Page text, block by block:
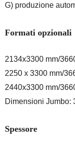
G) produzione
Formati opzionali
2134x3300 mm/
2250 x 3300 mm/
2440x3300 mm/
Dimensioni Jumbo:
Spessore